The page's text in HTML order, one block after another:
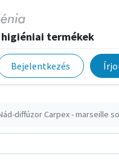
termékek
Bejelentkezés
diffúzor Carpex - marseille